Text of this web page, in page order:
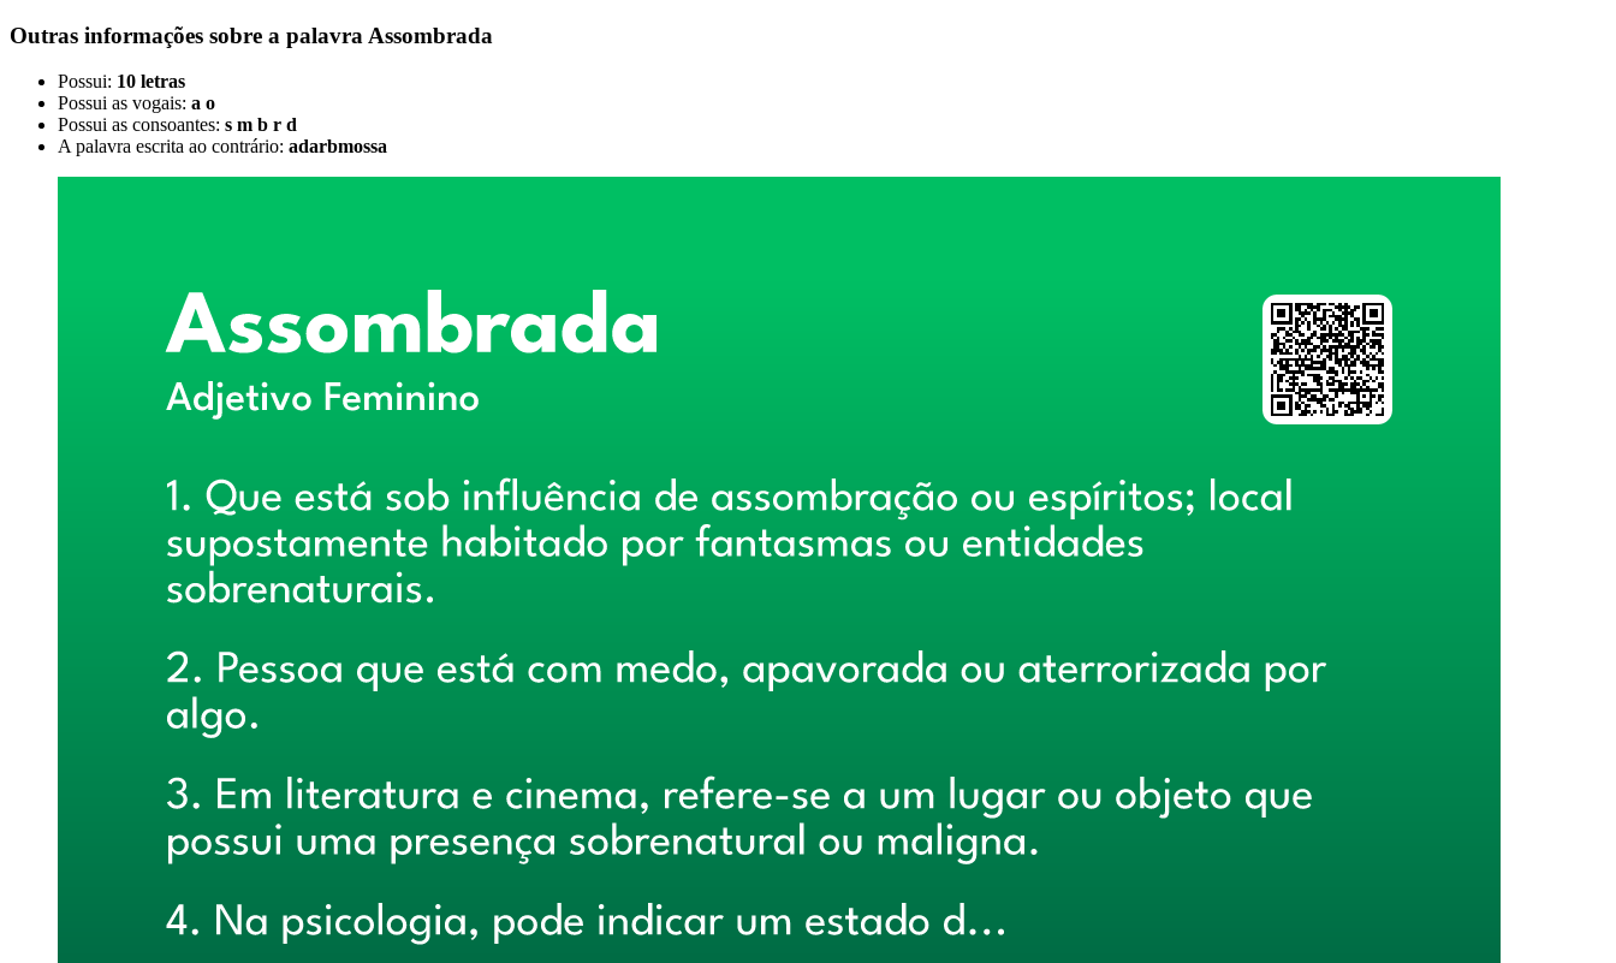
Outras informações sobre a palavra Assombrada
Possui: 10 letras
Possui as vogais: a o
Possui as consoantes: s m b r d
A palavra escrita ao contrário: adarbmossa